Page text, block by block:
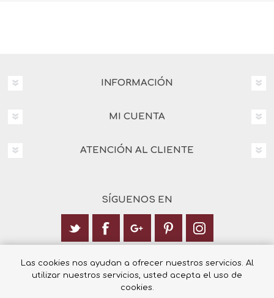
INFORMACIÓN
MI CUENTA
ATENCIÓN AL CLIENTE
SÍGUENOS EN
Calle Italia 6, 03003 Alicante
+34 965 12 23 55
Las cookies nos ayudan a ofrecer nuestros servicios. Al
utilizar nuestros servicios, usted acepta el uso de
cookies.